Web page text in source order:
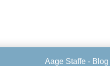
Aage Staffe - Blog